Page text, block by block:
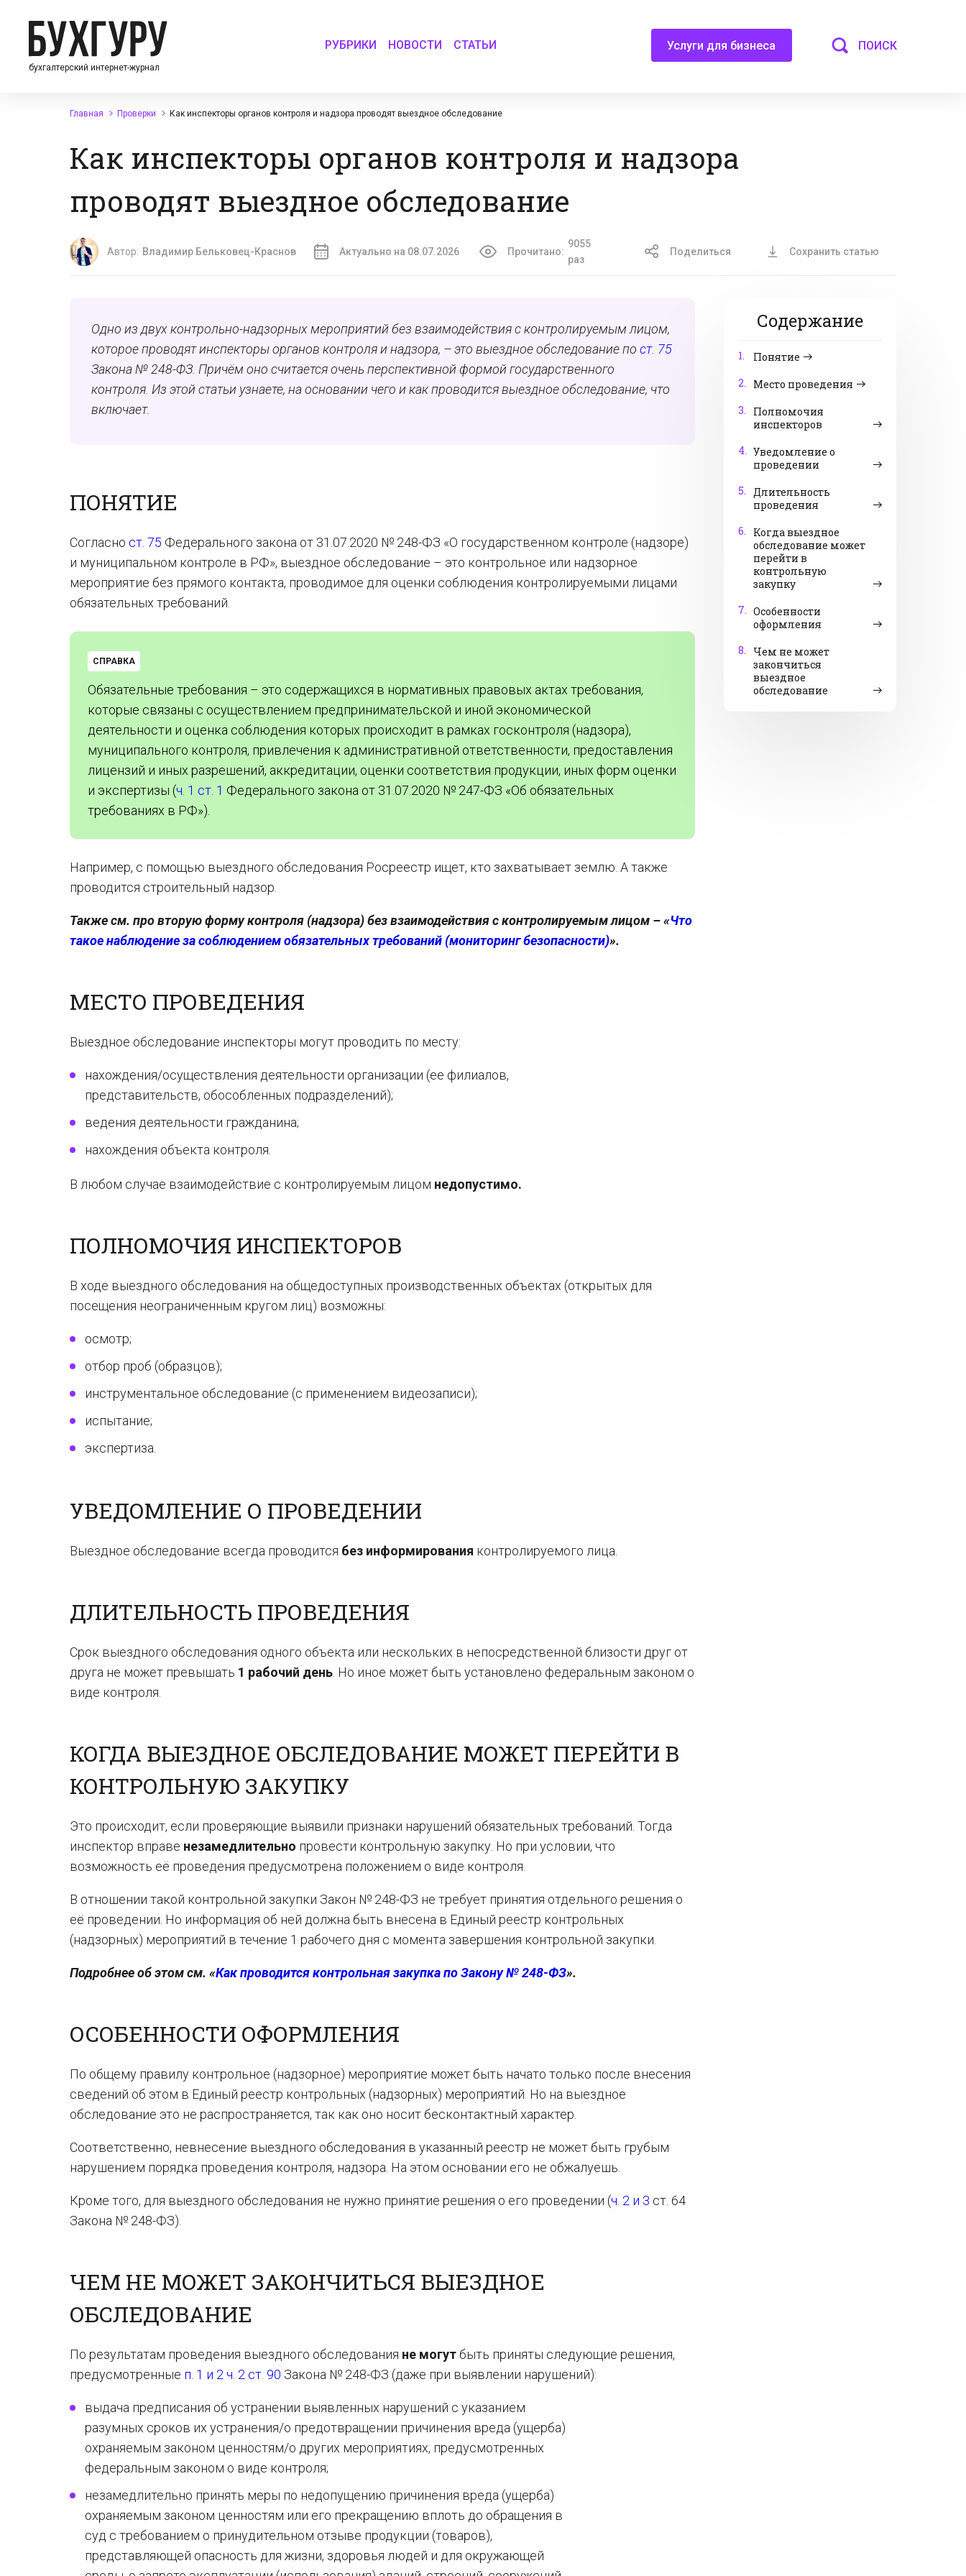
бухгалтерский интернет-журнал
РУБРИКИ НОВОСТИ СТАТЬИ Услуги для бизнеса ПОИСК
Главная Проверки Как инспекторы органов контроля и надзора проводят выездное обследование
Как инспекторы органов контроля и надзора
проводят выездное обследование
Автор: Владимир Бельковец-Краснов Актуально на 08.07.2026 Прочитано:
9055
раз
Поделиться Сохранить статью
Содержание
1.
Понятие
2.
Место проведения
3.
Полномочия
инспекторов
4. Уведомление о
проведении
5. Длительность
проведения
6.
Когда выездное
обследование может
перейти в
контрольную
закупку
7. Особенности
оформления
8.
Чем не может
закончиться
выездное
обследование
Одно из двух контрольно-надзорных мероприятий без взаимодействия с контролируемым лицом,
которое проводят инспекторы органов контроля и надзора, – это выездное обследование по ст. 75
Закона № 248-ФЗ. Причём оно считается очень перспективной формой государственного
контроля. Из этой статьи узнаете, на основании чего и как проводится выездное обследование, что
включает.
ПОНЯТИЕ
Согласно ст. 75 Федерального закона от 31.07.2020 № 248-ФЗ «О государственном контроле (надзоре)
и муниципальном контроле в РФ», выездное обследование – это контрольное или надзорное
мероприятие без прямого контакта, проводимое для оценки соблюдения контролируемыми лицами
обязательных требований.
СПРАВКА
Обязательные требования – это содержащихся в нормативных правовых актах требования,
которые связаны с осуществлением предпринимательской и иной экономической
деятельности и оценка соблюдения которых происходит в рамках госконтроля (надзора),
муниципального контроля, привлечения к административной ответственности, предоставления
лицензий и иных разрешений, аккредитации, оценки соответствия продукции, иных форм оценки
и экспертизы (ч. 1 ст. 1 Федерального закона от 31.07.2020 № 247-ФЗ «Об обязательных
требованиях в РФ»).
Например, с помощью выездного обследования Росреестр ищет, кто захватывает землю. А также
проводится строительный надзор.
Также см. про вторую форму контроля (надзора) без взаимодействия с контролируемым лицом – «Что
такое наблюдение за соблюдением обязательных требований (мониторинг безопасности)».
МЕСТО ПРОВЕДЕНИЯ
Выездное обследование инспекторы могут проводить по месту:
нахождения/осуществления деятельности организации (ее филиалов,
представительств, обособленных подразделений);
ведения деятельности гражданина;
нахождения объекта контроля.
В любом случае взаимодействие с контролируемым лицом недопустимо.
ПОЛНОМОЧИЯ ИНСПЕКТОРОВ
В ходе выездного обследования на общедоступных производственных объектах (открытых для
посещения неограниченным кругом лиц) возможны:
осмотр;
отбор проб (образцов);
инструментальное обследование (с применением видеозаписи);
испытание;
экспертиза.
УВЕДОМЛЕНИЕ О ПРОВЕДЕНИИ
Выездное обследование всегда проводится без информирования контролируемого лица.
ДЛИТЕЛЬНОСТЬ ПРОВЕДЕНИЯ
Срок выездного обследования одного объекта или нескольких в непосредственной близости друг от
друга не может превышать 1 рабочий день . Но иное может быть установлено федеральным законом о
виде контроля.
КОГДА ВЫЕЗДНОЕ ОБСЛЕДОВАНИЕ МОЖЕТ ПЕРЕЙТИ В
КОНТРОЛЬНУЮ ЗАКУПКУ
Это происходит, если проверяющие выявили признаки нарушений обязательных требований. Тогда
инспектор вправе незамедлительно провести контрольную закупку. Но при условии, что
возможность её проведения предусмотрена положением о виде контроля.
В отношении такой контрольной закупки Закон № 248-ФЗ не требует принятия отдельного решения о
её проведении. Но информация об ней должна быть внесена в Единый реестр контрольных
(надзорных) мероприятий в течение 1 рабочего дня с момента завершения контрольной закупки.
Подробнее об этом см. «Как проводится контрольная закупка по Закону № 248-ФЗ».
ОСОБЕННОСТИ ОФОРМЛЕНИЯ
По общему правилу контрольное (надзорное) мероприятие может быть начато только после внесения
сведений об этом в Единый реестр контрольных (надзорных) мероприятий. Но на выездное
обследование это не распространяется, так как оно носит бесконтактный характер.
Соответственно, невнесение выездного обследования в указанный реестр не может быть грубым
нарушением порядка проведения контроля, надзора. На этом основании его не обжалуешь.
Кроме того, для выездного обследования не нужно принятие решения о его проведении (ч. 2 и 3 ст. 64
Закона № 248-ФЗ).
ЧЕМ НЕ МОЖЕТ ЗАКОНЧИТЬСЯ ВЫЕЗДНОЕ
ОБСЛЕДОВАНИЕ
По результатам проведения выездного обследования не могутбыть приняты следующие решения,
предусмотренные п. 1 и 2 ч. 2 ст. 90 Закона № 248-ФЗ (даже при выявлении нарушений):
выдача предписания об устранении выявленных нарушений с указанием
разумных сроков их устранения/о предотвращении причинения вреда (ущерба)
охраняемым законом ценностям/о других мероприятиях, предусмотренных
федеральным законом о виде контроля;
незамедлительно принять меры по недопущению причинения вреда (ущерба)
охраняемым законом ценностям или его прекращению вплоть до обращения в
суд с требованием о принудительном отзыве продукции (товаров),
представляющей опасность для жизни, здоровья людей и для окружающей